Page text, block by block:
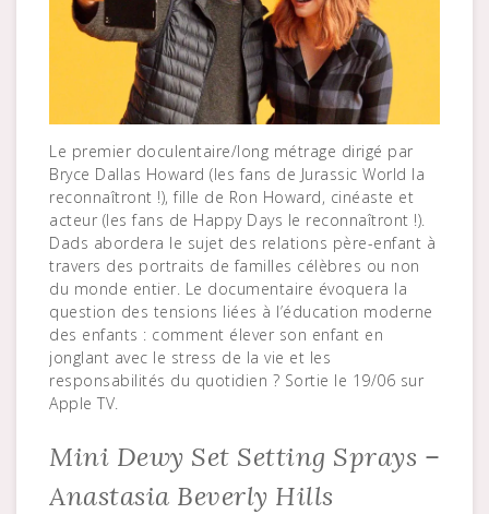
Le premier doculentaire/long métrage dirigé par
Bryce Dallas Howard (les fans de Jurassic World la
reconnaîtront !), fille de Ron Howard, cinéaste et
acteur (les fans de Happy Days le reconnaîtront !).
Dads abordera le sujet des relations père-enfant à
travers des portraits de familles célèbres ou non
du monde entier. Le documentaire évoquera la
question des tensions liées à l’éducation moderne
des enfants : comment élever son enfant en
jonglant avec le stress de la vie et les
responsabilités du quotidien ? Sortie le 19/06 sur
Apple TV.
Mini Dewy Set Setting Sprays –
Anastasia Beverly Hills